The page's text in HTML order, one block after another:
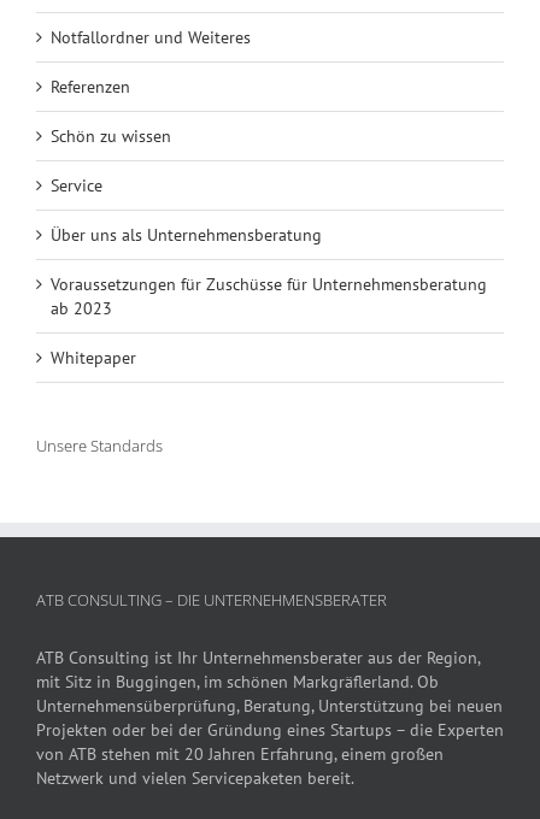
Notfallordner und Weiteres
Referenzen
Schön zu wissen
Service
Über uns als Unternehmensberatung
Voraussetzungen für Zuschüsse für Unternehmensberatung
ab 2023
Whitepaper
Unsere Standards
ATB CONSULTING – DIE UNTERNEHMENSBERATER
ATB Consulting ist Ihr Unternehmensberater aus der Region,
mit Sitz in Buggingen, im schönen Markgräflerland. Ob
Unternehmensüberprüfung, Beratung, Unterstützung bei neuen
Projekten oder bei der Gründung eines Startups – die Experten
von ATB stehen mit 20 Jahren Erfahrung, einem großen
Netzwerk und vielen Servicepaketen bereit.